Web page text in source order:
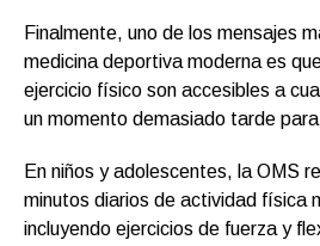
Finalmente, uno de los mensajes
medicina deportiva moderna es
ejercicio físico son accesibles a
un momento demasiado tarde
En niños y adolescentes, la OMS
minutos diarios de actividad física
incluyendo ejercicios de fuerza y